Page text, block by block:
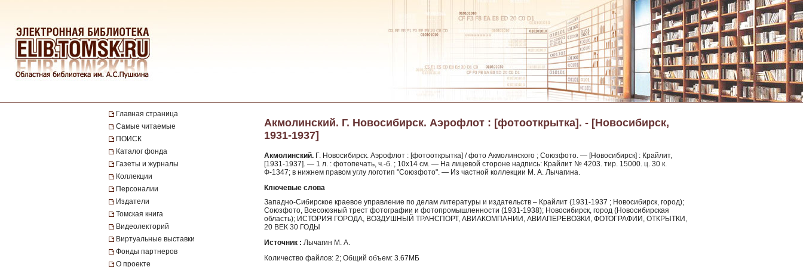
Главная страница
Самые читаемые
ПОИСК
Каталог фонда
Газеты и журналы
Коллекции
Персоналии
Издатели
Томская книга
Видеолекторий
Виртуальные выставки
Фонды партнеров
О проекте
Акмолинский. Г. Новосибирск. Аэрофлот : [фотооткрытка]. - [Новосибирск,
1931-1937]
Акмолинский. Г. Новосибирск. Аэрофлот : [фотооткрытка] / фото Акмолинского ; Союзфото. — [Новосибирск] : Крайлит,
[1931-1937]. — 1 л. : фотопечать, ч.-б. ; 10х14 см. — На лицевой стороне надпись: Крайлит № 4203. тир. 15000. ц. 30 к.
Ф-1347; в нижнем правом углу логотип "Союзфото". — Из частной коллекции М. А. Лычагина.
Ключевые слова
Западно-Сибирское краевое управление по делам литературы и издательств – Крайлит (1931-1937 ; Новосибирск, город);
Союзфото, Всесоюзный трест фотографии и фотопромышленности (1931-1938); Новосибирск, город (Новосибирская
область); ИСТОРИЯ ГОРОДА, ВОЗДУШНЫЙ ТРАНСПОРТ, АВИАКОМПАНИИ, АВИАПЕРЕВОЗКИ, ФОТОГРАФИИ, ОТКРЫТКИ,
20 ВЕК 30 ГОДЫ
Источник : Лычагин М. А.
Количество файлов: 2; Общий объем: 3.67МБ